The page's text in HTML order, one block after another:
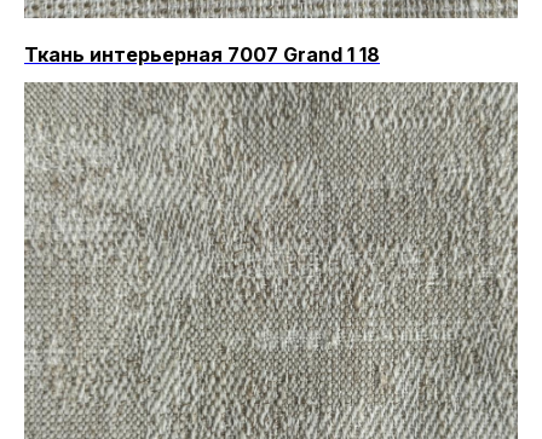
Ткань интерьерная 7007 Grand 1 18